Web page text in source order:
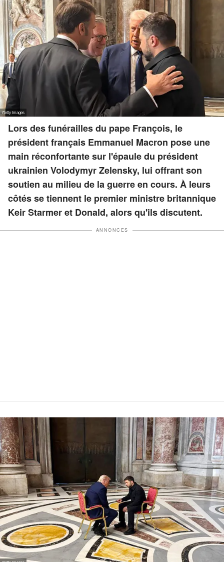
Lors des funérailles du pape François, le
président français Emmanuel Macron pose une
main réconfortante sur l'épaule du président
ukrainien Volodymyr Zelensky, lui offrant son
soutien au milieu de la guerre en cours. À leurs
côtés se tiennent le premier ministre britannique
Keir Starmer et Donald, alors qu'ils discutent.
ANNONCES